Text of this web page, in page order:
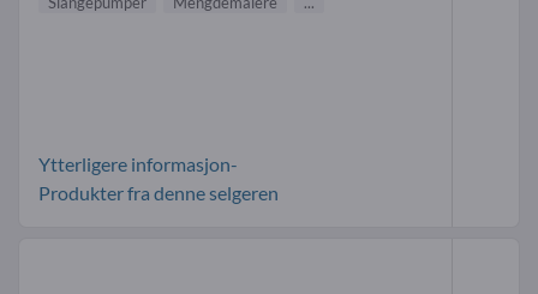
Ytterligere informasjon-
Produkter fra denne selgeren